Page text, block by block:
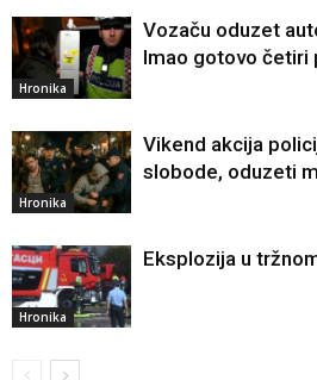
Hronika
Vozaču oduzet
Imao gotovo četiri
Hronika
Vikend akcija
slobode, oduzeti
Hronika
Eksplozija u